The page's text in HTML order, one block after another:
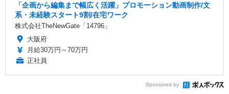
「企画から編集まで幅広く活躍」プロモーション動画制作/文
系・未経験スタート9割/在宅ワーク
株式会社TheNewGate「14796」
大阪府
月給30万円～70万円
正社員
Sponsored by